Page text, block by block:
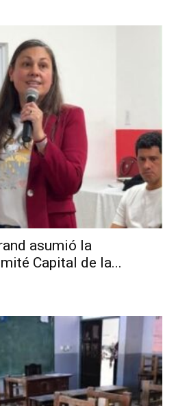
asumió la
Capital de la...